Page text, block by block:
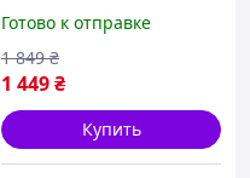
Мужской стильный
комплект NBA худи и
штаны и логотипом
бренда
Готово к отправке
1 449₴
1 849 ₴
Купить